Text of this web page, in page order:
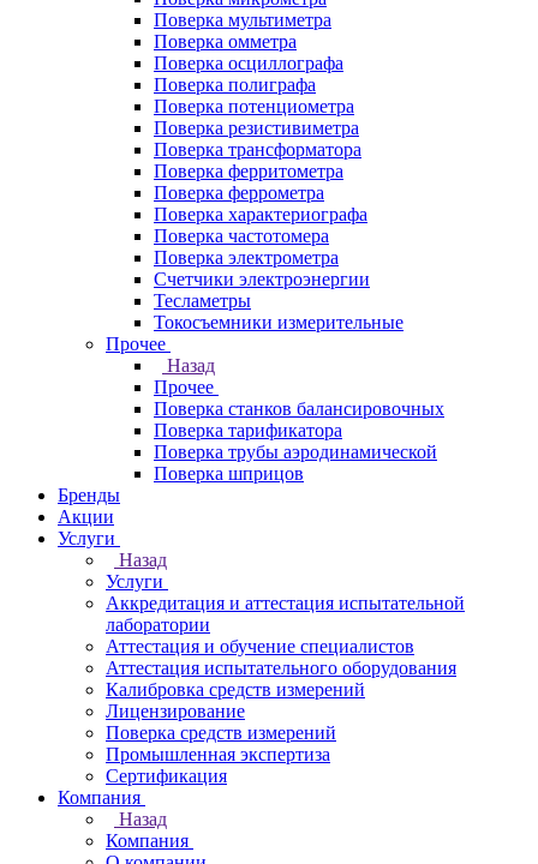
Поверка мультиметра
Поверка омметра
Поверка осциллографа
Поверка полиграфа
Поверка потенциометра
Поверка резистивиметра
Поверка трансформатора
Поверка ферритометра
Поверка феррометра
Поверка характериографа
Поверка частотомера
Поверка электрометра
Счетчики электроэнергии
Тесламетры
Токосъемники измерительные
Прочее
Назад
Прочее
Поверка станков балансировочных
Поверка тарификатора
Поверка трубы аэродинамической
Поверка шприцов
Бренды
Акции
Услуги
Назад
Услуги
Аккредитация и аттестация испытательной
лаборатории
Аттестация и обучение специалистов
Аттестация испытательного оборудования
Калибровка средств измерений
Лицензирование
Поверка средств измерений
Промышленная экспертиза
Сертификация
Компания
Назад
Компания